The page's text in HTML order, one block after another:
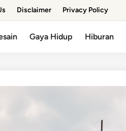
Disclaimer Privacy Policy
Gaya Hidup Hiburan